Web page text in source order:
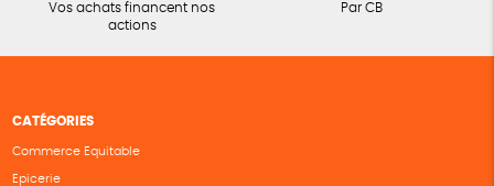
Vos achats financent nos
actions
Par CB
CATÉGORIES
Commerce Equitable
Epicerie